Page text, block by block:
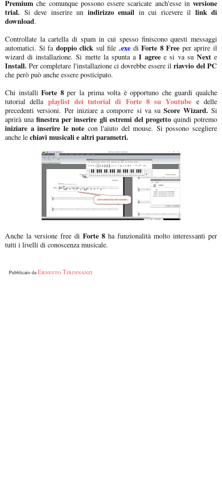
Premium che comunque possono essere scaricate anch'esse in versione
trial. Si deve inserire un indirizzo email in cui ricevere il link di
download.
Controllate la cartella di spam in cui spesso finiscono questi messaggi
automatici. Si fa doppio click sul file .exe diForte 8 Free per aprire il
wizard di installazione. Si mette la spunta aI agreee si va suNexte
Install.Per completare l'installazione ci dovrebbe essere ilriavvio del PC
che però può anche essere posticipato.
Chi installiForte 8per la prima volta è opportuno che guardi qualche
tutorial della playlist dei tutorial di Forte 8 su Youtube e delle
precedenti versioni. Per iniziare a comporre si va suScore Wizard.Si
aprirà unafinestra per inserire gli estremi del progettoquindi potremo
iniziare a inserire le note con l'aiuto del mouse. Si possono scegliere
anche le chiavi musicali e altri parametri.
Anche la versione free di Forte 8 ha funzionalità molto interessanti per
tutti i livelli di conoscenza musicale.
Pubblicato daErnesto Tirinnanzi